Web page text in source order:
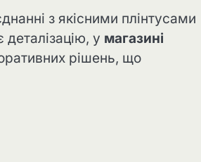
з якісними плінтусами
деталізацію, у магазині
рішень, що